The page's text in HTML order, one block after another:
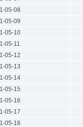
05-08
05-09
05-10
05-11
05-12
05-13
05-14
05-15
05-16
05-17
05-18